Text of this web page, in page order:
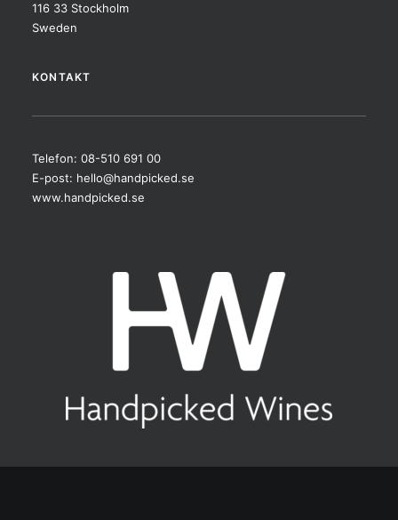
116 33 Stockholm
Sweden
KONTAKT
Telefon: 08-510 691 00
E-post: hello@handpicked.se
www.handpicked.se